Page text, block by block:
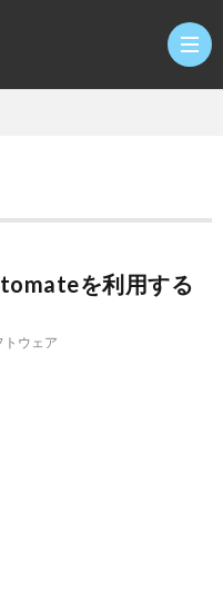
研
究
を利用する
トウェア